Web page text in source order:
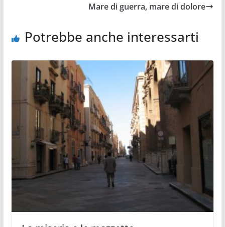
Mare di guerra, mare di dolore
Potrebbe anche interessarti